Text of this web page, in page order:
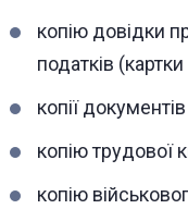
копію довідки
податків
копії
копію трудової
копію